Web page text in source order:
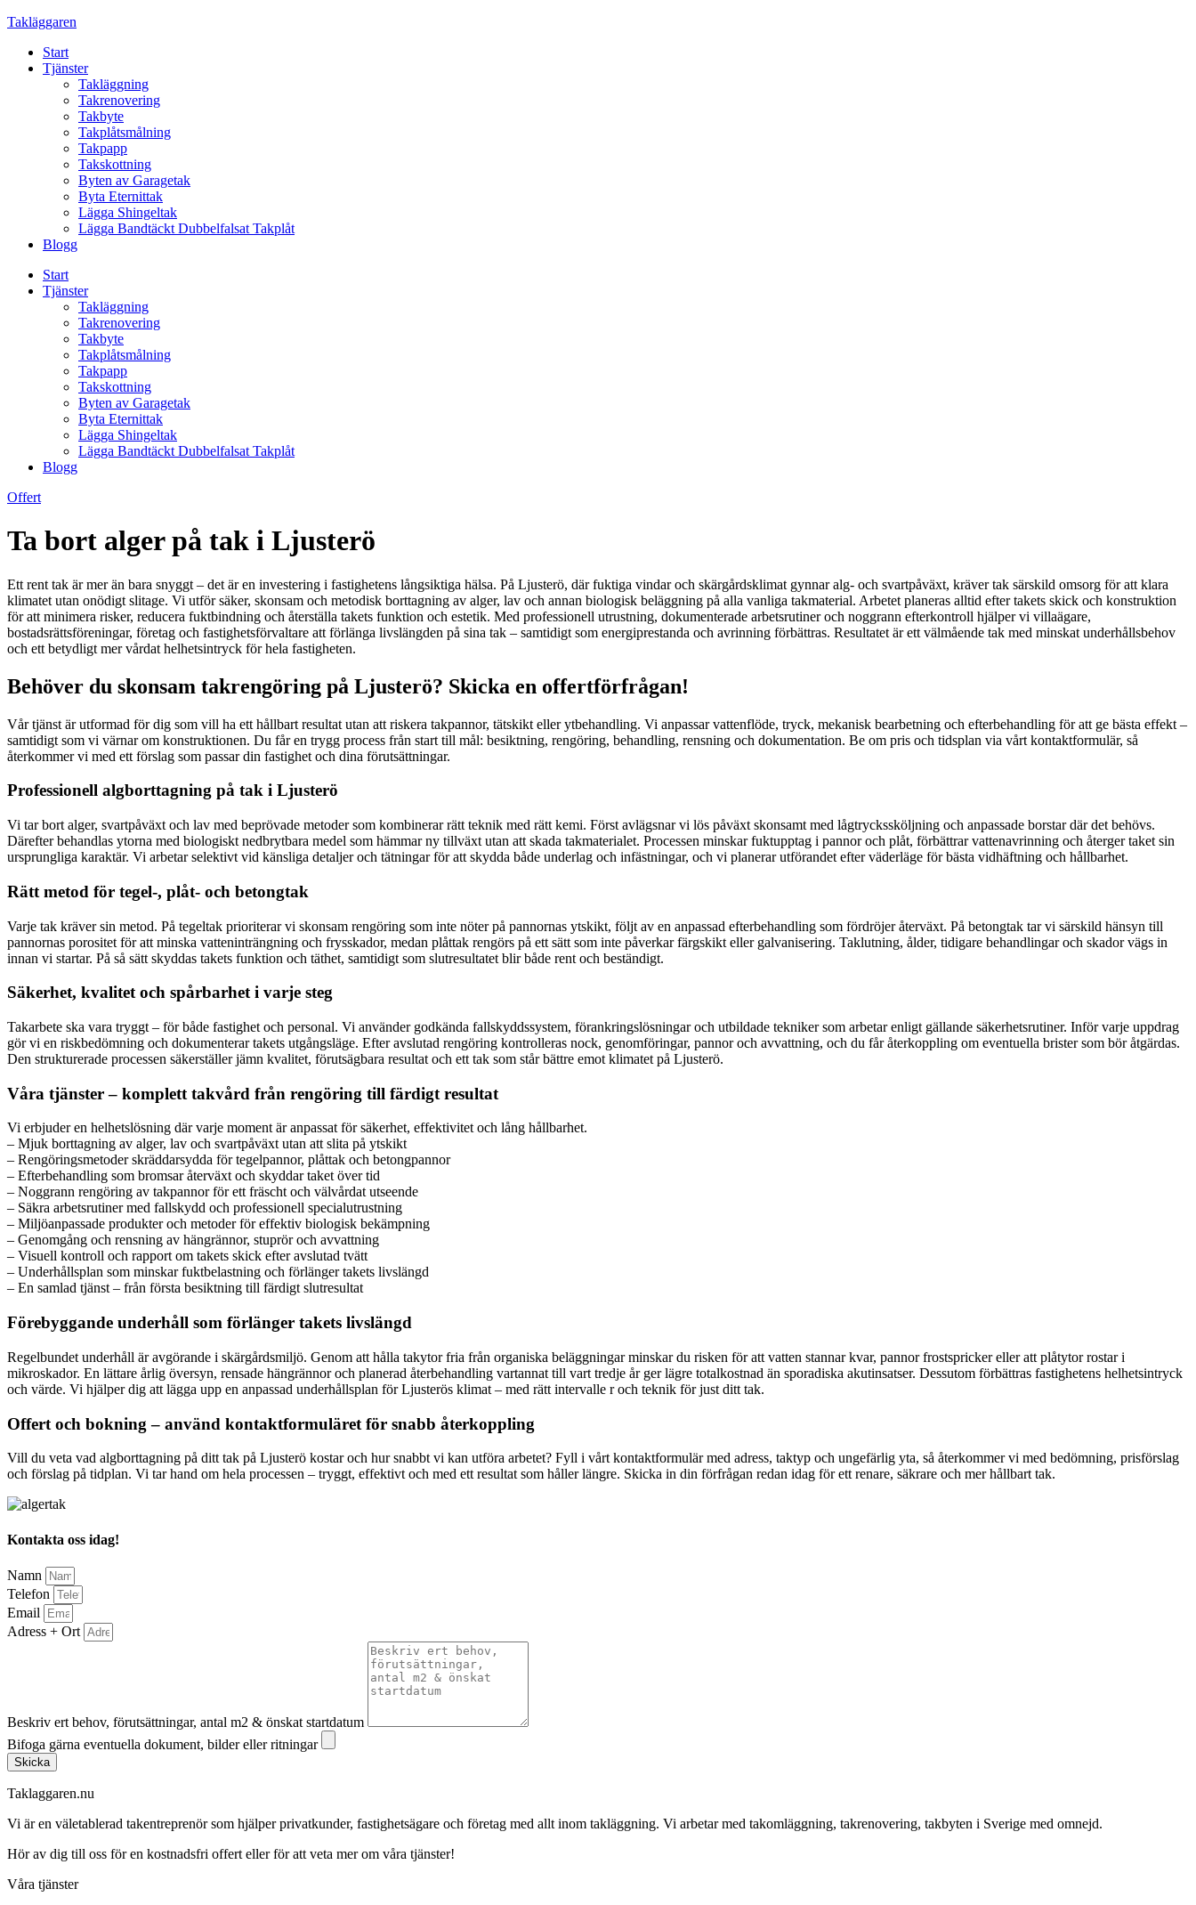
Skip
content
Takläggaren
Start
Tjänster
Takläggning
Takrenovering
Takbyte
Takplåtsmålning
Takpapp
Takskottning
Byten av Garagetak
Byta Eternittak
Lägga Shingeltak
Lägga Bandtäckt Dubbelfalsat Takplåt
Blogg
Start
Tjänster
Takläggning
Takrenovering
Takbyte
Takplåtsmålning
Takpapp
Takskottning
Byten av Garagetak
Byta Eternittak
Lägga Shingeltak
Lägga Bandtäckt Dubbelfalsat Takplåt
Blogg
Offert
Ta bort alger på tak i Ljusterö
Ett rent tak är mer än bara snyggt – det är en investering i fastighetens långsiktiga hälsa. På Ljusterö, där fuktiga vindar och skärgårdsklimat gynnar alg- och svartpåväxt, kräver tak särskild omsorg för att klara
klimatet utan onödigt slitage. Vi utför säker, skonsam och metodisk borttagning av alger, lav och annan biologisk beläggning på alla vanliga takmaterial. Arbetet planeras alltid efter takets skick och konstruktion
för att minimera risker, reducera fuktbindning och återställa takets funktion och estetik. Med professionell utrustning, dokumenterade arbetsrutiner och noggrann efterkontroll hjälper vi villaägare,
bostadsrättsföreningar, företag och fastighetsförvaltare att förlänga livslängden på sina tak – samtidigt som energiprestanda och avrinning förbättras. Resultatet är ett välmående tak med minskat underhållsbehov
och ett betydligt mer vårdat helhetsintryck för hela fastigheten.
Behöver du skonsam takrengöring på Ljusterö? Skicka en offertförfrågan!
Vår tjänst är utformad för dig som vill ha ett hållbart resultat utan att riskera takpannor, tätskikt eller ytbehandling. Vi anpassar vattenflöde, tryck, mekanisk bearbetning och efterbehandling för att ge bästa effekt –
samtidigt som vi värnar om konstruktionen. Du får en trygg process från start till mål: besiktning, rengöring, behandling, rensning och dokumentation. Be om pris och tidsplan via vårt kontaktformulär, så
återkommer vi med ett förslag som passar din fastighet och dina förutsättningar.
Professionell algborttagning på tak i Ljusterö
Vi tar bort alger, svartpåväxt och lav med beprövade metoder som kombinerar rätt teknik med rätt kemi. Först avlägsnar vi lös påväxt skonsamt med lågtryckssköljning och anpassade borstar där det behövs.
Därefter behandlas ytorna med biologiskt nedbrytbara medel som hämmar ny tillväxt utan att skada takmaterialet. Processen minskar fuktupptag i pannor och plåt, förbättrar vattenavrinning och återger taket sin
ursprungliga karaktär. Vi arbetar selektivt vid känsliga detaljer och tätningar för att skydda både underlag och infästningar, och vi planerar utförandet efter väderläge för bästa vidhäftning och hållbarhet.
Rätt metod för tegel-, plåt- och betongtak
Varje tak kräver sin metod. På tegeltak prioriterar vi skonsam rengöring som inte nöter på pannornas ytskikt, följt av en anpassad efterbehandling som fördröjer återväxt. På betongtak tar vi särskild hänsyn till
pannornas porositet för att minska vatteninträngning och frysskador, medan plåttak rengörs på ett sätt som inte påverkar färgskikt eller galvanisering. Taklutning, ålder, tidigare behandlingar och skador vägs in
innan vi startar. På så sätt skyddas takets funktion och täthet, samtidigt som slutresultatet blir både rent och beständigt.
Säkerhet, kvalitet och spårbarhet i varje steg
Takarbete ska vara tryggt – för både fastighet och personal. Vi använder godkända fallskyddssystem, förankringslösningar och utbildade tekniker som arbetar enligt gällande säkerhetsrutiner. Inför varje uppdrag
gör vi en riskbedömning och dokumenterar takets utgångsläge. Efter avslutad rengöring kontrolleras nock, genomföringar, pannor och avvattning, och du får återkoppling om eventuella brister som bör åtgärdas.
Den strukturerade processen säkerställer jämn kvalitet, förutsägbara resultat och ett tak som står bättre emot klimatet på Ljusterö.
Våra tjänster – komplett takvård från rengöring till färdigt resultat
Vi erbjuder en helhetslösning där varje moment är anpassat för säkerhet, effektivitet och lång hållbarhet.
– Mjuk borttagning av alger, lav och svartpåväxt utan att slita på ytskikt
– Rengöringsmetoder skräddarsydda för tegelpannor, plåttak och betongpannor
– Efterbehandling som bromsar återväxt och skyddar taket över tid
– Noggrann rengöring av takpannor för ett fräscht och välvårdat utseende
– Säkra arbetsrutiner med fallskydd och professionell specialutrustning
– Miljöanpassade produkter och metoder för effektiv biologisk bekämpning
– Genomgång och rensning av hängrännor, stuprör och avvattning
– Visuell kontroll och rapport om takets skick efter avslutad tvätt
– Underhållsplan som minskar fuktbelastning och förlänger takets livslängd
– En samlad tjänst – från första besiktning till färdigt slutresultat
Förebyggande underhåll som förlänger takets livslängd
Regelbundet underhåll är avgörande i skärgårdsmiljö. Genom att hålla takytor fria från organiska beläggningar minskar du risken för att vatten stannar kvar, pannor frostspricker eller att plåtytor rostar i
mikroskador. En lättare årlig översyn, rensade hängrännor och planerad återbehandling vartannat till vart tredje år ger lägre totalkostnad än sporadiska akutinsatser. Dessutom förbättras fastighetens helhetsintryck
och värde. Vi hjälper dig att lägga upp en anpassad underhållsplan för Ljusterös klimat – med rätt intervalle r och teknik för just ditt tak.
Offert och bokning – använd kontaktformuläret för snabb återkoppling
Vill du veta vad algborttagning på ditt tak på Ljusterö kostar och hur snabbt vi kan utföra arbetet? Fyll i vårt kontaktformulär med adress, taktyp och ungefärlig yta, så återkommer vi med bedömning, prisförslag
och förslag på tidplan. Vi tar hand om hela processen – tryggt, effektivt och med ett resultat som håller längre. Skicka in din förfrågan redan idag för ett renare, säkrare och mer hållbart tak.
Kontakta oss idag!
Namn
Telefon
Email
Adress + Ort
Beskriv ert behov, förutsättningar, antal m2 & önskat startdatum
Bifoga gärna eventuella dokument, bilder eller ritningar
Skicka
Taklaggaren.nu
Vi är en väletablerad takentreprenör som hjälper privatkunder, fastighetsägare och företag med allt inom takläggning. Vi arbetar med takomläggning, takrenovering, takbyten i Sverige med omnejd.
Hör av dig till oss för en kostnadsfri offert eller för att veta mer om våra tjänster!
Våra tjänster